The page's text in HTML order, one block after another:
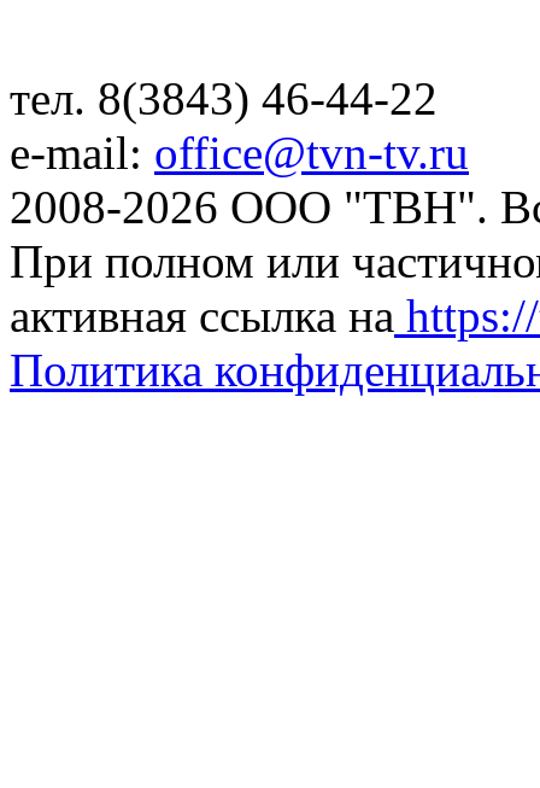
тел. 8(3843) 46-44-22
e-mail: office@tvn-tv.ru
2008-2026 ООО "ТВН".
При полном или
активная ссылка на
Политика